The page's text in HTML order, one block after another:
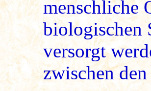
menschliche
biologischen
versorgt
zwischen